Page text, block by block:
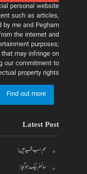
personal website
such as articles,
by me and Pegham
the internet and
purposes;
may infringe on
our commitment to
property rights.
Find out more
Latest Post
ہم سب شہید ہیں!
سائفر لیک ہو گیا!